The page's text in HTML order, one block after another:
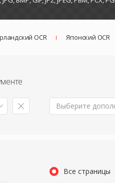
OCR Японский OCR
Выберите
Все страницы